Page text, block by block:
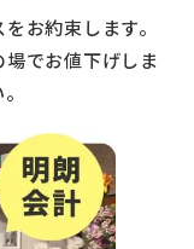
お約束します。
でお値下げしま